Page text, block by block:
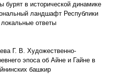
в исторической динамике
ландшафт Республики
ответы
Г. В. Художественно-
эпоса об Айне и Гайне в
башкир